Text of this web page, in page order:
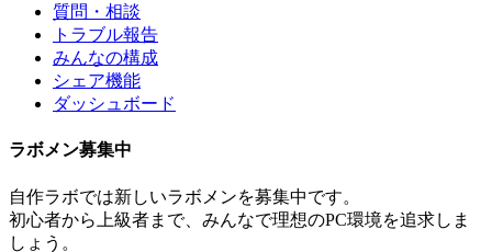
質問・相談
トラブル報告
みんなの構成
シェア機能
ダッシュボード
ラボメン募集中
自作ラボでは新しいラボメンを募集中です。
初心者から上級者まで、みんなで理想のPC環境を追求しま
しょう。